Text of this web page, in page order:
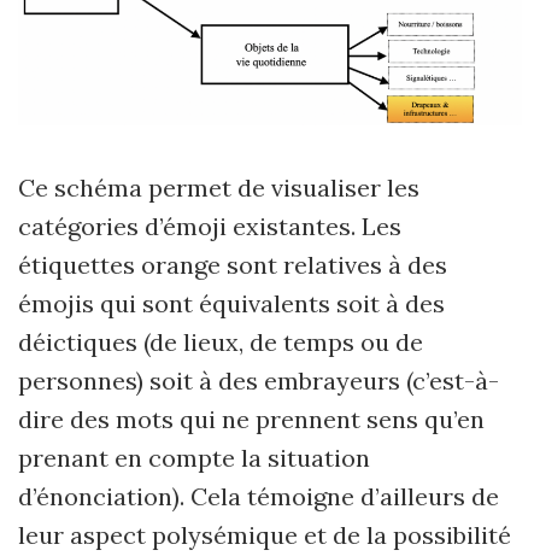
Ce schéma permet de visualiser les
catégories d’émoji existantes. Les
étiquettes orange sont relatives à des
émojis qui sont équivalents soit à des
déictiques (de lieux, de temps ou de
personnes) soit à des embrayeurs (c’est-à-
dire des mots qui ne prennent sens qu’en
prenant en compte la situation
d’énonciation). Cela témoigne d’ailleurs de
leur aspect polysémique et de la possibilité